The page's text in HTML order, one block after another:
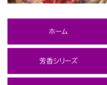
ホーム
芳香シリーズ